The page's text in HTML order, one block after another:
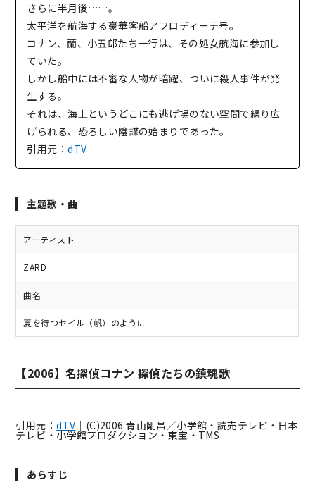
さらに半月後……。
太平洋を航海する豪華客船アフロディーテ号。
コナン、蘭、小五郎たち一行は、その処女航海に参加し
ていた。
しかし船中には不審な人物が暗躍、ついに殺人事件が発
生する。
それは、海上というどこにも逃げ場のない空間で繰り広
げられる、恐ろしい陰謀の始まりであった。
引用元：dTV
主題歌・曲
アーティスト
ZARD
曲名
夏を待つセイル（帆）のように
【2006】名探偵コナン 探偵たちの鎮魂歌
引用元：dTV ｜(C)2006 青山剛昌／小学館・読売テレビ・日本
テレビ・小学館プロダクション・東宝・TMS
あらすじ